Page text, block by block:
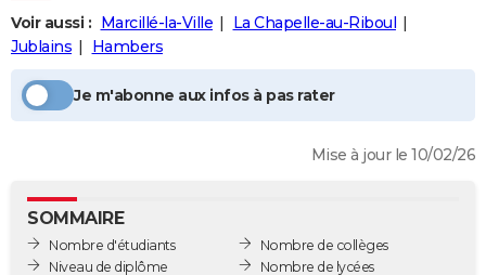
Essais
Réserver un essai
Citadines
Berlines
SUV
Forum auto
+
Mobiles
Meilleur smartphone
Internet
Ordinateurs
Jeux vidéo
Guide high-tech
+BRICOLAGE
Forum
Aménagement intérieur
Extérieur
Cuisine
Salle de bains
Jardinage
Rangement
+WEEK-END
Art de vivre
Bien-être
Loisirs
Mode
Modes de vie
SANTE
Alimentation
Guide de la santé
Maladies
Médicaments
Sommeil
VOYAGE
Voir aussi : Marcillé-la-Ville
La Chapelle-au-Riboul
Jublains
Hambers
Je m'abonne aux infos à pas rater
Mise à jour le 10/02/26
SOMMAIRE
Nombre d'étudiants
Niveau de diplôme
Nombre de collèges
Nombre de lycées